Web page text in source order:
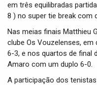
em três equilibradas
8 ) no super tie break com
Nas meias finais Matthieu
clube Os Vouzelenses,
6-3, e nos quartos de final
Amaro com um duplo 6-0.
A participação dos